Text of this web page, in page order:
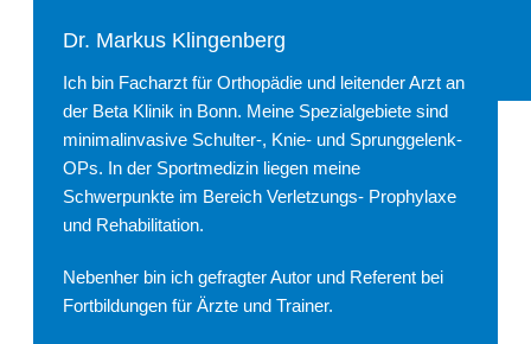
Dr. Markus Klingenberg
Ich bin Facharzt für Orthopädie und leitender Arzt an
der Beta Klinik in Bonn. Meine Spezialgebiete sind
minimalinvasive Schulter-, Knie- und Sprunggelenk-
OPs. In der Sportmedizin liegen meine
Schwerpunkte im Bereich Verletzungs- Prophylaxe
und Rehabilitation.
Nebenher bin ich gefragter Autor und Referent bei
Fortbildungen für Ärzte und Trainer.